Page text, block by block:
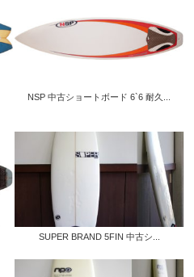
NSP 中古ショートボード 6`6 耐久...
SUPER BRAND 5FIN 中古シ...